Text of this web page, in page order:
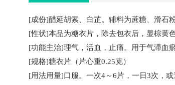
[成份]醋延胡索、白芷。辅料为蔗糖、滑石
[性状]本品为糖衣片，除去包衣后，显棕黄
[功能主治]理气，活血，止痛。用于气滞血
[规格]糖衣片（片心重0.25克）
[用法用量]口服。一次4～6片，一日3次，或